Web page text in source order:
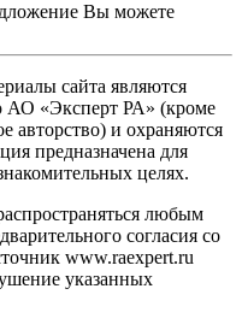
Вы можете
сайта являются
АО «Эксперт РА» (кроме
авторство) и охраняются
предназначена для
целях.
любым
согласия со
www.raexpert.ru
указанных